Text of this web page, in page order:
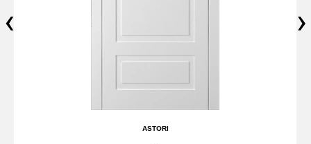
ASTORI
‹ ›